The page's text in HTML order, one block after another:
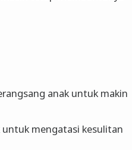
anak untuk makin
untuk mengatasi kesulitan